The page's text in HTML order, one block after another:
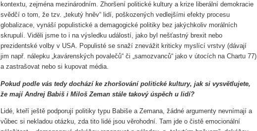
kontextu, zejména mezinárodním. Zhoršení politické kultury a krize liberální demokracie
svědčí o tom, že tzv. „tekutý hněv“ lidí, poškozených vedlejšími efekty procesu
globalizace, vynáší populistické a demagogické politiky bez jakýchkoliv morálních
skrupulí. Viděli jsme to i na výsledku událostí, jako byl nešťastný brexit nebo
prezidentské volby v USA. Populisté se snaží znevážit kriticky myslící vrstvy (dávají
jim např. nálepku „kavárenských povalečů“ či „samozvanců“ jako v útocích na Chartu 77)
a zastrašovat nebo si kupovat média.
Pokud podle vás tedy dochází ke zhoršování politické kultury, jak si vysvětlujete,
že mají Andrej Babiš i Miloš Zeman stále takový úspěch u lidí?
Lidé, kteří ještě podporují politiky typu Babiše a Zemana, žádné argumenty nevnímají a
vůbec si nekladou otázku, zda tito lidé jsou věrohodní. Tam jde o čistě emocionální